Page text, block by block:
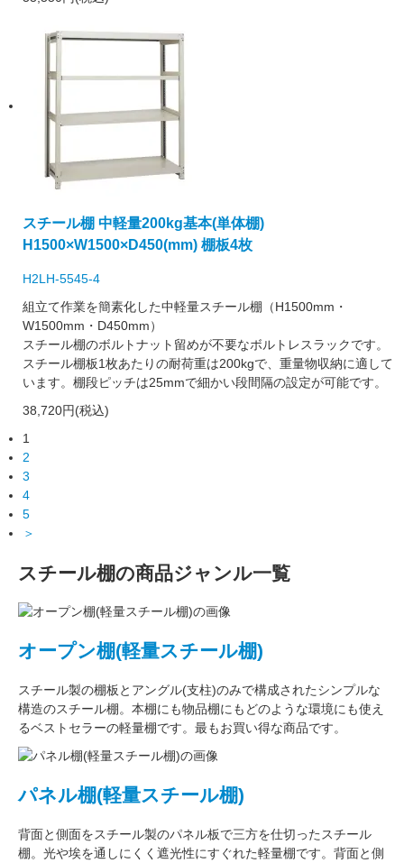
スチール棚 中軽量200kg基本(単体棚)
H1500×W1500×D450(mm) 棚板4枚
H2LH-5545-4
組立て作業を簡素化した中軽量スチール棚（H1500mm・
W1500mm・D450mm）
スチール棚のボルトナット留めが不要なボルトレスラックです。
スチール棚板1枚あたりの耐荷重は200kgで、重量物収納に適して
います。棚段ピッチは25mmで細かい段間隔の設定が可能です。
38,720円(税込)
1
2
3
4
5
＞
スチール棚の商品ジャンル一覧
オープン棚(軽量スチール棚)
スチール製の棚板 と アングル(支柱)のみで構成されたシンプルな
構造のスチール棚。本棚にも物品棚にもどのような環境にも使え
るベストセラーの軽量棚です。最もお買い得な商品です。
パネル棚(軽量スチール棚)
背面と側面をスチール製のパネル板で三方を仕切った スチール
棚。 光や埃を通しにくく遮光性にすぐれた軽量棚です。背面と側